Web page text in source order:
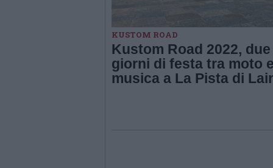
KUSTOM ROAD
Kustom Road 2022, due
giorni di festa tra moto e
musica a La Pista di